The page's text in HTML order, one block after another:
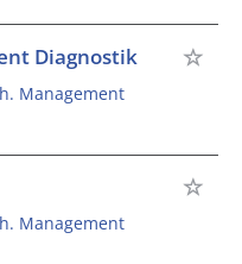
Diagnostik
Management
Management